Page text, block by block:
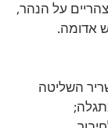
על הנהר,
אדומה.
השליטה